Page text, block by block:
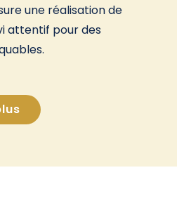
une réalisation de
attentif pour des